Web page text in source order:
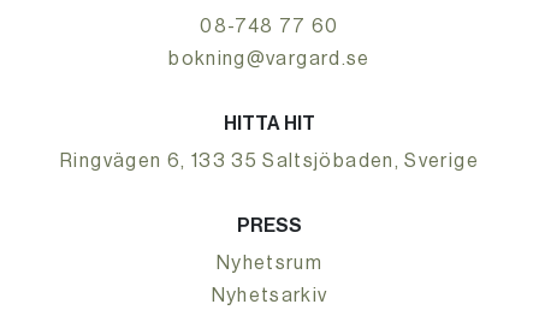
08-748 77 60
bokning@vargard.se
HITTA HIT
Ringvägen 6, 133 35 Saltsjöbaden, Sverige
PRESS
Nyhetsrum
Nyhetsarkiv